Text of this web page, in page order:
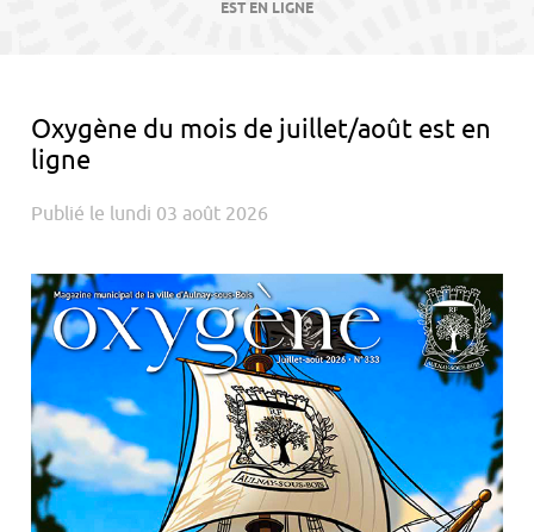
EST EN LIGNE
Oxygène du mois de juillet/août est en
ligne
Publié le lundi 03 août 2026